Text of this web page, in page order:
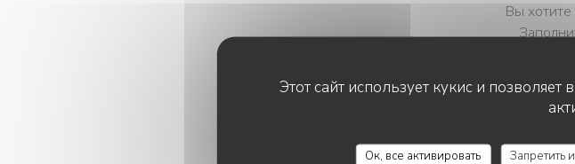
Этот сайт использует кукис и
Ок, все активировать Запретить
Вы хотите
LE